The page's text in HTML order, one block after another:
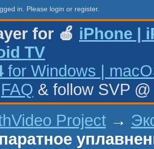
in. Please login or register.
for 🍎 iPhone |
TV
for Windows |
FAQ & follow SVP
Project →